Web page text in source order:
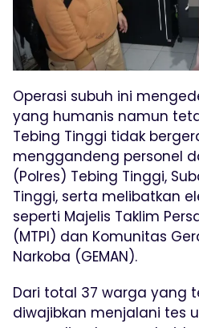
Operasi subuh ini
yang humanis namun
Tebing Tinggi tidak
menggandeng personel
(Polres) Tebing Tinggi,
Tinggi, serta melibatkan
seperti Majelis Taklim
(MTPI) dan Komunitas
Narkoba (GEMAN).
Dari total 37 warga yang
diwajibkan menjalani tes